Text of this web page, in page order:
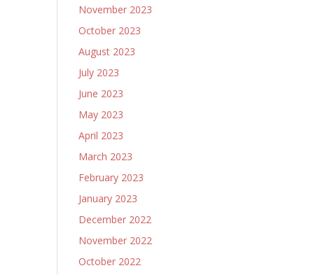
November 2023
October 2023
August 2023
July 2023
June 2023
May 2023
April 2023
March 2023
February 2023
January 2023
December 2022
November 2022
October 2022